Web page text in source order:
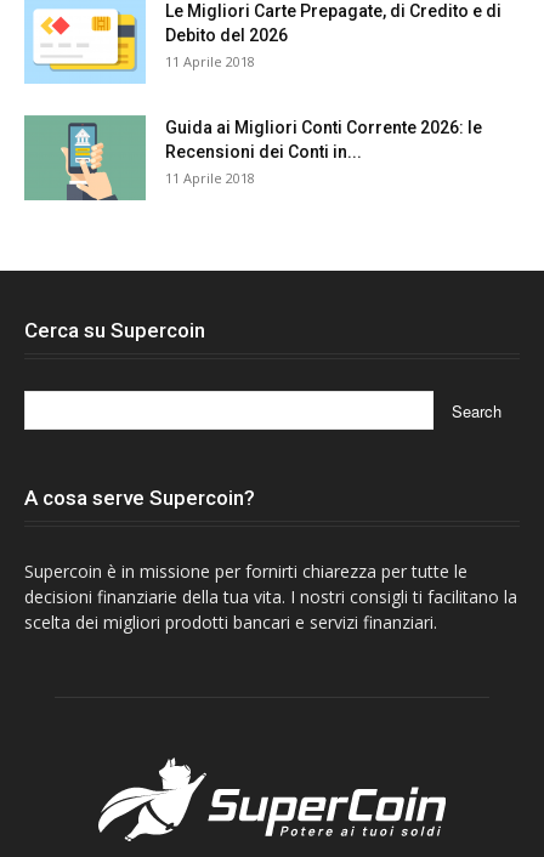
Le Migliori Carte Prepagate, di Credito e di
Debito del 2026
11 Aprile 2018
Guida ai Migliori Conti Corrente 2026: le
Recensioni dei Conti in...
11 Aprile 2018
Cerca su Supercoin
A cosa serve Supercoin?
Supercoin è in missione per fornirti chiarezza per tutte le
decisioni finanziarie della tua vita. I nostri consigli ti facilitano la
scelta dei migliori prodotti bancari e servizi finanziari.